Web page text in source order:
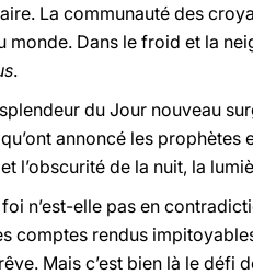
La communauté des
monde. Dans le froid et la
.
du Jour nouveau
annoncé les prophètes
l’obscurité de la nuit, la
n’est-elle pas en
comptes rendus
Mais c’est bien là le